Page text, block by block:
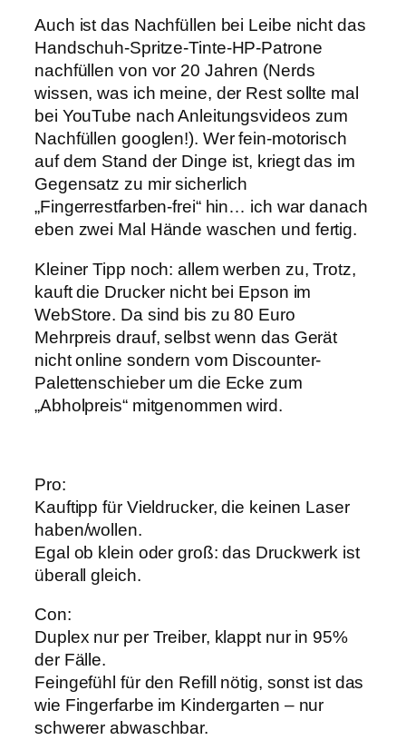
Auch ist das Nachfüllen bei Leibe nicht das
Handschuh-Spritze-Tinte-HP-Patrone
nachfüllen von vor 20 Jahren (Nerds
wissen, was ich meine, der Rest sollte mal
bei YouTube nach Anleitungsvideos zum
Nachfüllen googlen!). Wer fein-motorisch
auf dem Stand der Dinge ist, kriegt das im
Gegensatz zu mir sicherlich
„Fingerrestfarben-frei“ hin… ich war danach
eben zwei Mal Hände waschen und fertig.
Kleiner Tipp noch: allem werben zu, Trotz,
kauft die Drucker nicht bei Epson im
WebStore. Da sind bis zu 80 Euro
Mehrpreis drauf, selbst wenn das Gerät
nicht online sondern vom Discounter-
Palettenschieber um die Ecke zum
„Abholpreis“ mitgenommen wird.
Pro:
Kauftipp für Vieldrucker, die keinen Laser
haben/wollen.
Egal ob klein oder groß: das Druckwerk ist
überall gleich.
Con:
Duplex nur per Treiber, klappt nur in 95%
der Fälle.
Feingefühl für den Refill nötig, sonst ist das
wie Fingerfarbe im Kindergarten – nur
schwerer abwaschbar.